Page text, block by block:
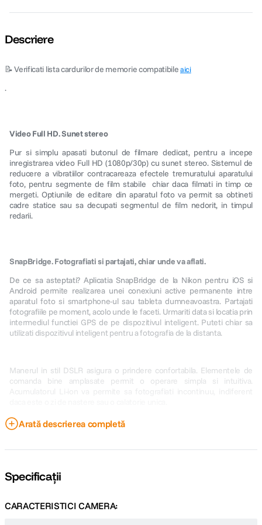
Descriere
📝 Verificati lista cardurilor de memorie compatibileaici
.
Video Full HD. Sunet stereo
Pur si simplu apasati butonul de filmare dedicat, pentru a incepe
inregistrarea video Full HD (1080p/30p) cu sunet stereo. Sistemul de
reducere a vibratiilor contracareaza efectele tremuratului aparatului
foto, pentru segmente de film stabile  chiar daca filmati in timp ce
mergeti. Optiunile de editare din aparatul foto va permit sa obtineti
cadre statice sau sa decupati segmentul de film nedorit, in timpul
redarii.
SnapBridge. Fotografiati si partajati, chiar unde va aflati.
De ce sa asteptati? Aplicatia SnapBridge de la Nikon pentru iOS si
Android permite realizarea unei conexiuni active permanente intre
aparatul foto si smartphone-ul sau tableta dumneavoastra. Partajati
fotografiile pe moment, acolo unde le faceti. Urmariti data si locatia prin
intermediul functiei GPS de pe dispozitivul inteligent. Puteti chiar sa
utilizati dispozitivul inteligent pentru a fotografia de la distanta.
Manerul in stil DSLR asigura o prindere confortabila. Elementele de
comanda bine amplasate permit o operare simpla si intuitiva.
Fiti genial. Indiferent ce fotografiati.
realizeze fotografii si materiale video superbe. Modurile de scena,
precum Sport, Close-up si Apus, optimizeaza automat setarile, pentru a
comoditate, aparatul foto poate selecta cel mai bun mod de scena
Arată descrierea completă
Specificații
CARACTERISTICI CAMERA: